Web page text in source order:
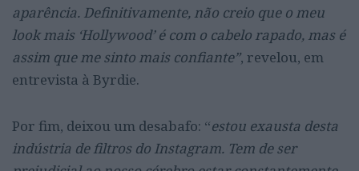
aparência. Definitivamente, não creio que o meu
look mais ‘Hollywood’ é com o cabelo rapado, mas é
assim que me sinto mais confiante”, revelou, em
entrevista à Byrdie.
Por fim, deixou um desabafo: “estou exausta desta
indústria de filtros do Instagram. Tem de ser